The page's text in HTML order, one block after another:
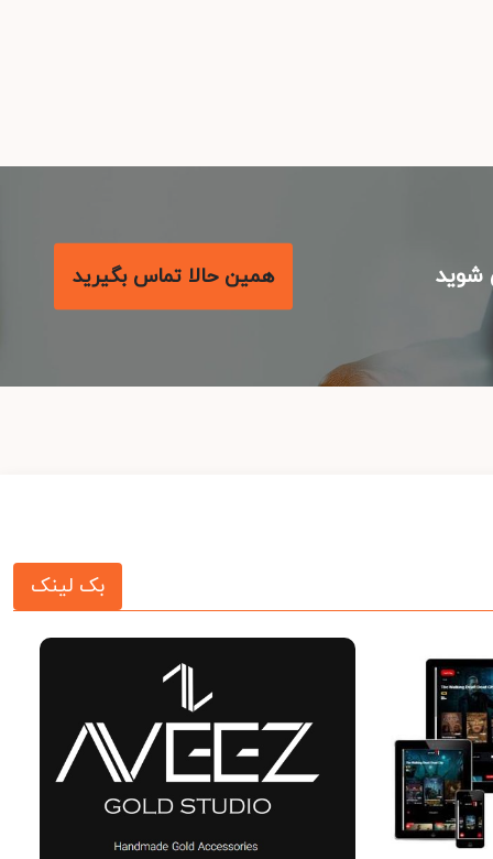
همین حالا تماس بگیرید
بک لینک